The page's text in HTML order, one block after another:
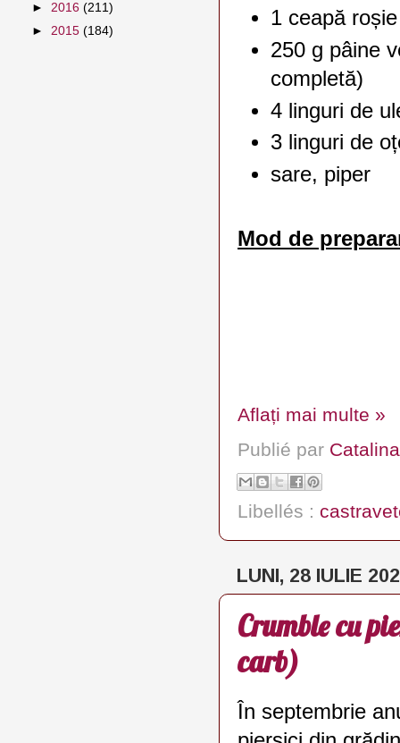
1 ceapă
250 g pâine
completă)
4 linguri de
3 linguri de
sare, piper
Mod de
Aflați mai multe »
Publié par Catalina
Libellés :
LUNI, 28 IULIE
Crumble cu
carb)
În septembrie
► 2016 (211)
► 2015 (184)